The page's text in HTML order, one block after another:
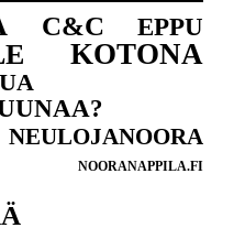
C&C EPPU
KOTONA
NEULOJANOORA
NOORANAPPILA.FI